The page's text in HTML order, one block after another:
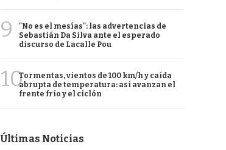
9
"No es el mesías": las advertencias de
Sebastián Da Silva ante el esperado
discurso de Lacalle Pou
10Tormentas, vientos de 100 km/h y caída
abrupta de temperatura: así avanzan el
frente frío y el ciclón
Últimas Noticias